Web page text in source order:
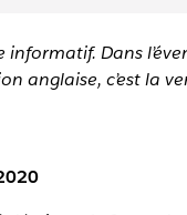
informatif. Dans
anglaise, c’est la